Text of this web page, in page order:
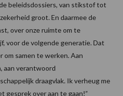
beleidsdossiers, van stikstof tot
groot. En daarmee de
over onze ruimte om te
voor de volgende generatie. Dat
om samen te werken. Aan
aan verantwoord
draagvlak. Ik verheug me
gesprek over aan te gaan!”